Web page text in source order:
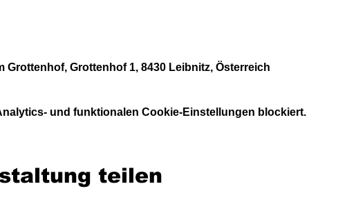
Grottenhof, Grottenhof 1, 8430 Leibnitz, Österreich
und funktionalen Cookie-Einstellungen blockiert.
teilen